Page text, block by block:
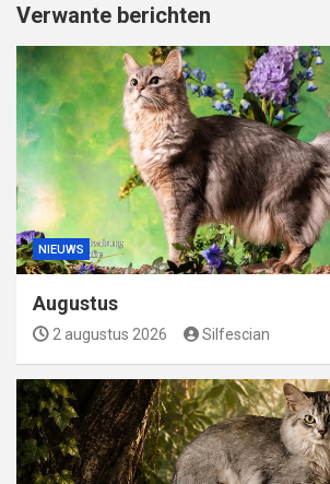
Verwante berichten
NIEUWS
Augustus
2 augustus 2026 Silfescian